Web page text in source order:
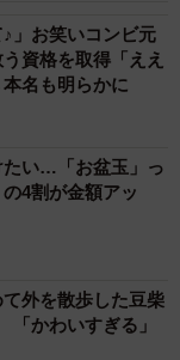
♪」お笑いコンビ元
資格を取得「ええ
名も明らかに
たい…「お盆玉」っ
4割が金額アッ
外を散歩した豆柴
かわいすぎる」